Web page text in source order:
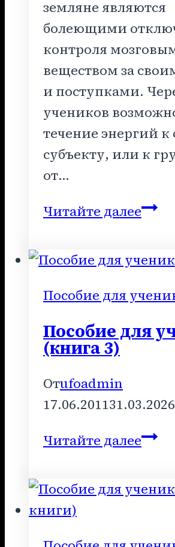
земляне являются
болеющими
контроля
веществом за
и поступками.
учеников
течение энергий
субъекту, или к
от…
Читайте далее
7)
Пособие для
Пособие для
(книга 3)
Отufoadmin
17.06.201131.03.2026
Читайте далее